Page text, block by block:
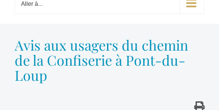
Aller à...
Avis aux usagers du chemin
de la Confiserie à Pont-du-
Loup